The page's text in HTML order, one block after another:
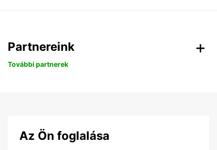
Partnereink
További partnerek
Az Ön foglalása